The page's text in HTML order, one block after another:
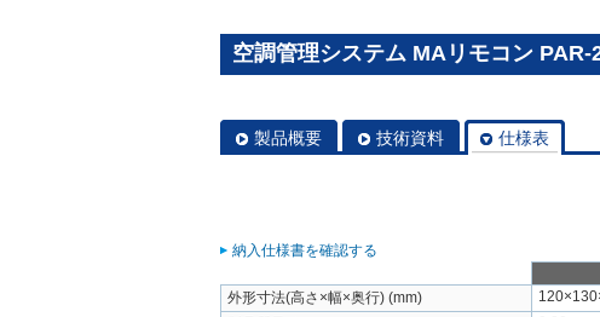
空調管理システム MAリモコン PAR-
製品概要 技術資料 仕様表
納入仕様書を確認する
外形寸法(高さ×幅×奥行) (mm)